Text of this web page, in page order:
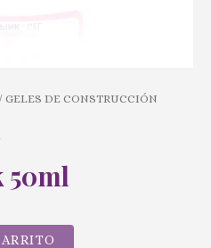
/ GELES DE CONSTRUCCIÓN
50ml